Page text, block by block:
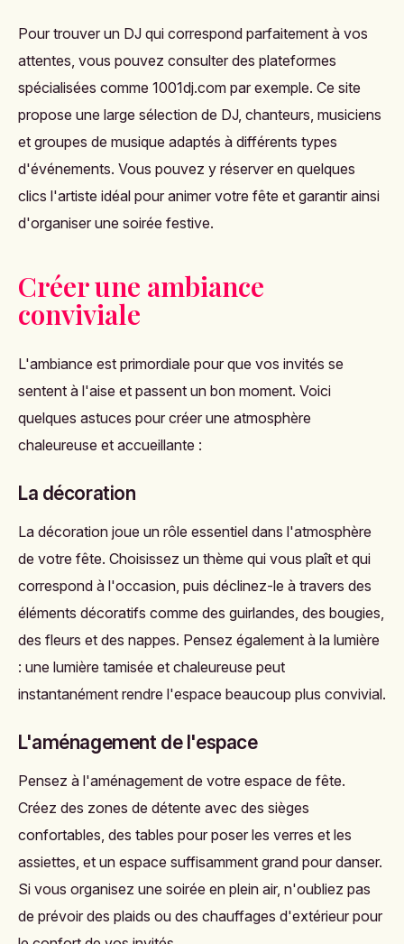
Pour trouver un DJ qui correspond parfaitement à vos
attentes, vous pouvez consulter des plateformes
spécialisées comme 1001dj.com par exemple. Ce site
propose une large sélection de DJ, chanteurs, musiciens
et groupes de musique adaptés à différents types
d'événements. Vous pouvez y réserver en quelques
clics l'artiste idéal pour animer votre fête et garantir ainsi
d'organiser une soirée festive.
Créer une ambiance
conviviale
L'ambiance est primordiale pour que vos invités se
sentent à l'aise et passent un bon moment. Voici
quelques astuces pour créer une atmosphère
chaleureuse et accueillante :
La décoration
La décoration joue un rôle essentiel dans l'atmosphère
de votre fête. Choisissez un thème qui vous plaît et qui
correspond à l'occasion, puis déclinez-le à travers des
éléments décoratifs comme des guirlandes, des bougies,
des fleurs et des nappes. Pensez également à la lumière
: une lumière tamisée et chaleureuse peut
instantanément rendre l'espace beaucoup plus convivial.
L'aménagement de l'espace
Pensez à l'aménagement de votre espace de fête.
Créez des zones de détente avec des sièges
confortables, des tables pour poser les verres et les
assiettes, et un espace suffisamment grand pour danser.
Si vous organisez une soirée en plein air, n'oubliez pas
de prévoir des plaids ou des chauffages d'extérieur pour